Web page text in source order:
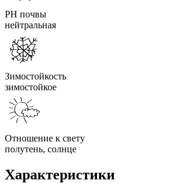
PH почвы
нейтральная
Зимостойкость
зимостойкое
Отношение к свету
полутень, солнце
Характеристики